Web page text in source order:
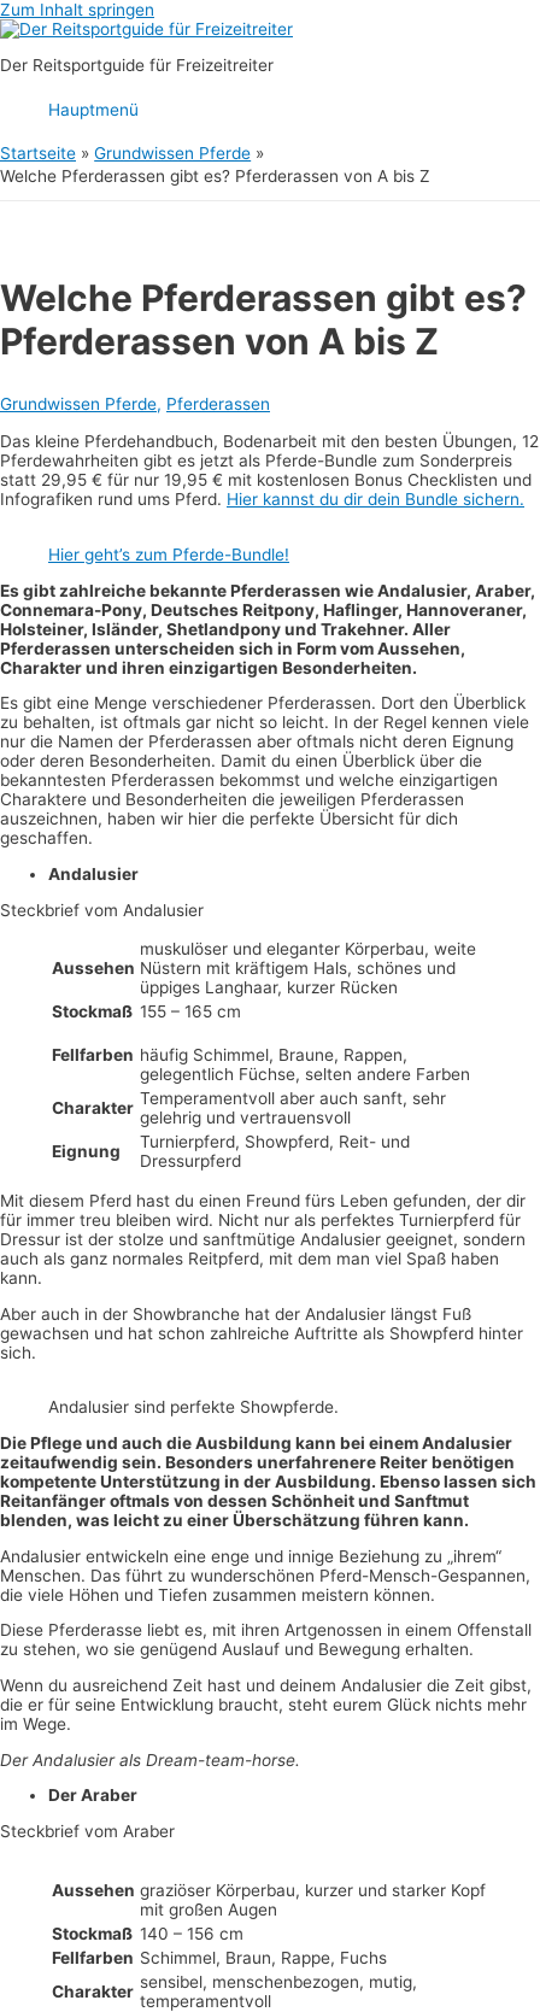
Zum Inhalt springen
Der Reitsportguide für Freizeitreiter
Hauptmenü
Startseite
Grundwissen Pferde
Welche Pferderassen gibt es? Pferderassen von A bis Z
Welche Pferderassen gibt es?
Pferderassen von A bis Z
Grundwissen Pferde, Pferderassen
Das kleine Pferdehandbuch, Bodenarbeit mit den besten Übungen, 12
Pferdewahrheiten gibt es jetzt als Pferde-Bundle zum Sonderpreis
statt 29,95 € für nur 19,95 € mit kostenlosen Bonus Checklisten und
Infografiken rund ums Pferd. Hier kannst du dir dein Bundle sichern.
Hier geht’s zum Pferde-Bundle!
Es gibt zahlreiche bekannte Pferderassen wie Andalusier, Araber,
Connemara-Pony, Deutsches Reitpony, Haflinger, Hannoveraner,
Holsteiner, Isländer, Shetlandpony und Trakehner. Aller
Pferderassen unterscheiden sich in Form vom Aussehen,
Charakter und ihren einzigartigen Besonderheiten.
Es gibt eine Menge verschiedener Pferderassen. Dort den Überblick
zu behalten, ist oftmals gar nicht so leicht. In der Regel kennen viele
nur die Namen der Pferderassen aber oftmals nicht deren Eignung
oder deren Besonderheiten. Damit du einen Überblick über die
bekanntesten Pferderassen bekommst und welche einzigartigen
Charaktere und Besonderheiten die jeweiligen Pferderassen
auszeichnen, haben wir hier die perfekte Übersicht für dich
geschaffen.
Andalusier
Steckbrief vom Andalusier
Aussehen
muskulöser und eleganter Körperbau, weite
Nüstern mit kräftigem Hals, schönes und
üppiges Langhaar, kurzer Rücken
Stockmaß 155 – 165 cm
Fellfarben häufig Schimmel, Braune, Rappen,
gelegentlich Füchse, selten andere Farben
Charakter Temperamentvoll aber auch sanft, sehr
gelehrig und vertrauensvoll
Eignung
Turnierpferd, Showpferd, Reit- und
Dressurpferd
Mit diesem Pferd hast du einen Freund fürs Leben gefunden, der dir
für immer treu bleiben wird. Nicht nur als perfektes Turnierpferd für
Dressur ist der stolze und sanftmütige Andalusier geeignet, sondern
auch als ganz normales Reitpferd, mit dem man viel Spaß haben
kann.
Aber auch in der Showbranche hat der Andalusier längst Fuß
gewachsen und hat schon zahlreiche Auftritte als Showpferd hinter
sich.
Andalusier sind perfekte Showpferde.
Die Pflege und auch die Ausbildung kann bei einem Andalusier
zeitaufwendig sein. Besonders unerfahrenere Reiter benötigen
kompetente Unterstützung in der Ausbildung. Ebenso lassen sich
Reitanfänger oftmals von dessen Schönheit und Sanftmut
blenden, was leicht zu einer Überschätzung führen kann.
Andalusier entwickeln eine enge und innige Beziehung zu „ihrem“
Menschen. Das führt zu wunderschönen Pferd-Mensch-Gespannen,
die viele Höhen und Tiefen zusammen meistern können.
Diese Pferderasse liebt es, mit ihren Artgenossen in einem Offenstall
zu stehen, wo sie genügend Auslauf und Bewegung erhalten.
Wenn du ausreichend Zeit hast und deinem Andalusier die Zeit gibst,
die er für seine Entwicklung braucht, steht eurem Glück nichts mehr
im Wege.
Der Andalusier als Dream-team-horse.
Der Araber
Steckbrief vom Araber
Aussehen graziöser Körperbau, kurzer und starker Kopf
mit großen Augen
Stockmaß 140 – 156 cm
Fellfarben Schimmel, Braun, Rappe, Fuchs
Charakter sensibel, menschenbezogen, mutig,
temperamentvoll